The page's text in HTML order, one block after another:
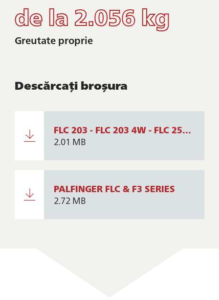
de la 2.056 kg
Greutate proprie
Descărcați broșura
FLC 203 - FLC 203 4W - FLC 253 - FLC 253 4W
2.01 MB
PALFINGER FLC & F3 SERIES
2.72 MB